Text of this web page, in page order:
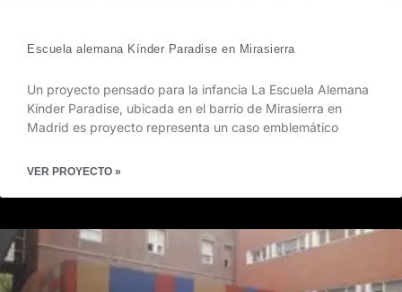
Escuela alemana Kínder Paradise en Mirasierra
Un proyecto pensado para la infancia La Escuela Alemana
Kínder Paradise, ubicada en el barrio de Mirasierra en
Madrid es proyecto representa un caso emblemático
VER PROYECTO »